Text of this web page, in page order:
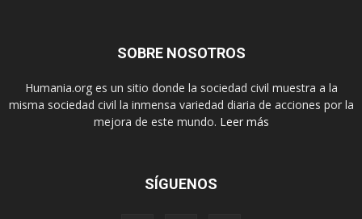
SOBRE NOSOTROS
Humania.org es un sitio donde la sociedad civil muestra a la
misma sociedad civil la inmensa variedad diaria de acciones por la
mejora de este mundo. Leer más
SÍGUENOS